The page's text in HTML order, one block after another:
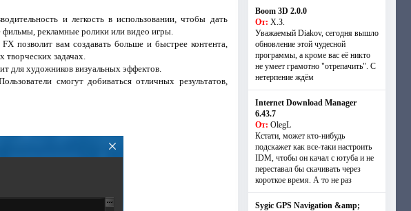
и легкость в использовании, чтобы дать
рекламные ролики или видео игры.
позволит вам создавать больше и быстрее контента,
задачах.
для художников визуальных эффектов.
смогут добиваться отличных результатов,
Boom 3D 2.0.0
От: Х.З.
Уважаемый Diakov, сегодня вышло
обновление этой чудесной
программы, а кроме вас её никто
не умеет грамотно "отрепачить". С
нетерпение ждём
Internet Download Manager
6.43.7
От: OlegL
Кстати, может кто-нибудь
подскажет как все-таки настроить
IDM, чтобы он качал с ютуба и не
переставал бы скачивать через
короткое время. А то не раз
Sygic GPS Navigation &amp;